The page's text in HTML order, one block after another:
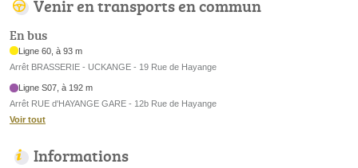
Venir en transports en commun
En bus
Ligne 60, à 93 m
Arrêt BRASSERIE - UCKANGE - 19 Rue de Hayange
Ligne S07, à 192 m
Arrêt RUE d'HAYANGE GARE - 12b Rue de Hayange
Voir tout
Informations